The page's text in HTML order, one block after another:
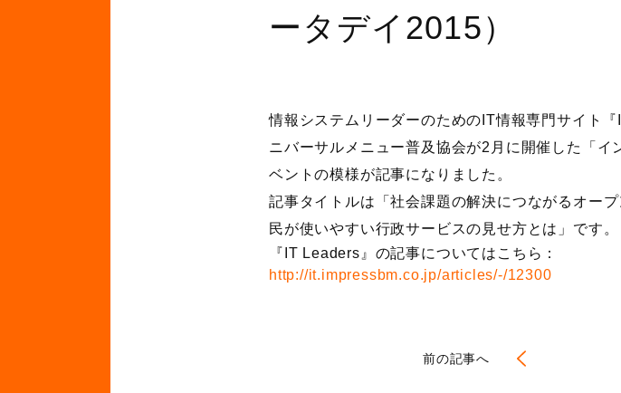
ータデイ2015）
情報システムリーダーのためのIT情報専門サイト
ニバーサルメニュー普及協会が2月に開催した「
ベントの模様が記事になりました。
記事タイトルは「社会課題の解決につながるオー
民が使いやすい行政サービスの見せ方とは」です。
『IT Leaders』の記事についてはこちら：
http://it.impressbm.co.jp/articles/-/12300
前の記事へ